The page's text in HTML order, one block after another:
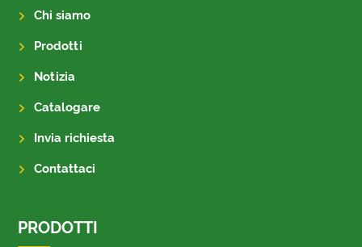
Chi siamo
Prodotti
Notizia
Catalogare
Invia richiesta
Contattaci
PRODOTTI